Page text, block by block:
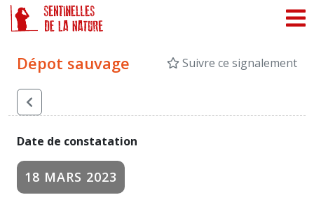
Dépot sauvage Suivre ce signalement
Date de constatation
18 MARS 2023
Panneau de gestion des cookies